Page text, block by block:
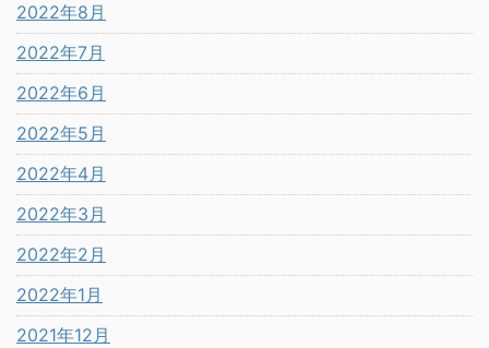
2022年8月
2022年7月
2022年6月
2022年5月
2022年4月
2022年3月
2022年2月
2022年1月
2021年12月